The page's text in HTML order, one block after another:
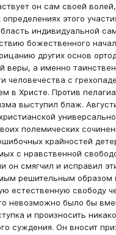
он сам своей
определениях этого
индивидуальной
божественного
других основ
веры, а именно
человечества с
в Христе. Против
выступил блаж.
полемических
крайностей
с нравственной
он смягчил и исправил
решительным образом
естественную свободу
невозможно было бы
и произносить
суждения. Он вносит